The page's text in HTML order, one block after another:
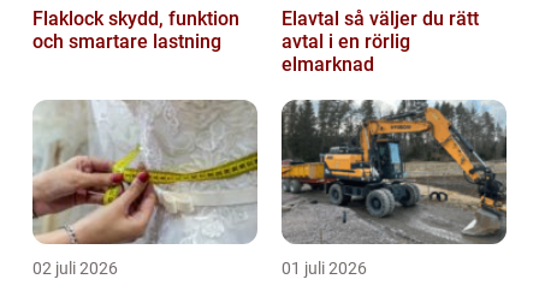
Flaklock skydd, funktion
och smartare lastning
Elavtal så väljer du rätt
avtal i en rörlig
elmarknad
02 juli 2026 01 juli 2026